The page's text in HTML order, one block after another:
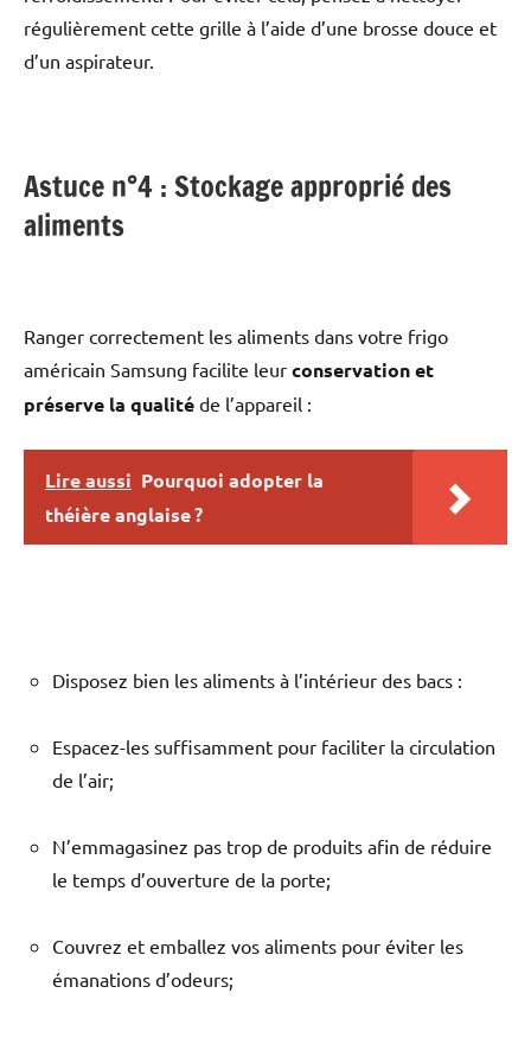
régulièrement cette grille à l’aide d’une brosse douce et
d’un aspirateur.
Astuce n°4 : Stockage approprié des
aliments
Ranger correctement les aliments dans votre frigo
américain Samsung facilite leur conservation et
préserve la qualité de l’appareil :
Lire aussi Pourquoi adopter la
théière anglaise ?
Disposez bien les aliments à l’intérieur des bacs :
Espacez-les suffisamment pour faciliter la circulation
de l’air;
N’emmagasinez pas trop de produits afin de réduire
le temps d’ouverture de la porte;
Couvrez et emballez vos aliments pour éviter les
émanations d’odeurs;